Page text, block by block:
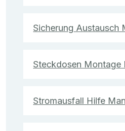
Sicherung Austausch
Steckdosen Montage
Stromausfall Hilfe